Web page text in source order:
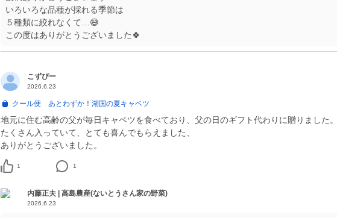
いろいろな品種が採れる季節は
５種類に絞れなくて…😅
この度はありがとうございました🍀
こずぴー
2026.6.23
クール便 あとわずか！湖国の夏キャベツ
地元に住む高齢の父が毎日キャベツを食べており、父の日のギフト代わりに贈りました。
たくさん入っていて、とても喜んでもらえました、
ありがとうございました。
1 1
内藤正夫 | 高島農産(ないとうさん家の野菜)
2026.6.23